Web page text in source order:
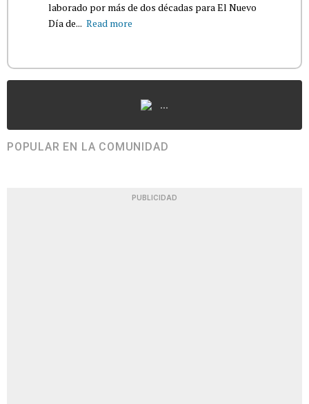
laborado por más de dos décadas para El Nuevo
Día de... Read more
...
POPULAR EN LA COMUNIDAD
PUBLICIDAD